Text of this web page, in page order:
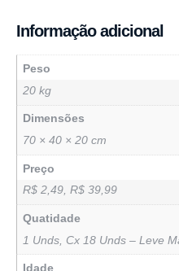
Informação adicional
Peso
20 kg
Dimensões
70 × 40 × 20 cm
Preço
R$ 2,49, R$ 39,99
Quatidade
1 Unds, Cx 18 Unds – Leve
Idade